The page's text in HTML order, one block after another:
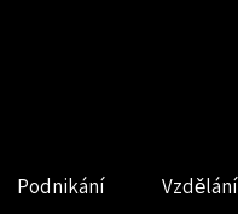
Podnikání Vzdělání